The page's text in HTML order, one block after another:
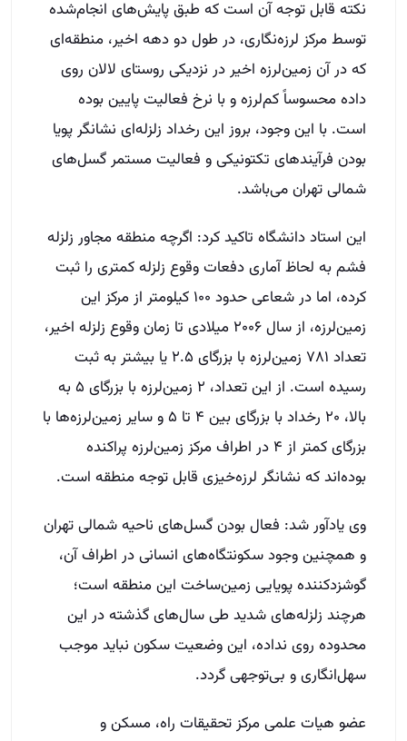
نکته قابل توجه آن است که طبق پایش‌های انجام‌شده
توسط مرکز لرزه‌نگاری، در طول دو دهه اخیر، منطقه‌ای
که در آن زمین‌لرزه اخیر در نزدیکی روستای لالان روی
داده محسوساً کم‌لرزه و با نرخ فعالیت پایین بوده
است. با این وجود، بروز این رخداد زلزله‌ای نشانگر پویا
بودن فرآیندهای تکتونیکی و فعالیت مستمر گسل‌های
شمالی تهران می‌باشد.
این استاد دانشگاه تاکید کرد: اگرچه منطقه مجاور زلزله
فشم به لحاظ آماری دفعات وقوع زلزله کمتری را ثبت
کرده، اما در شعاعی حدود ۱۰۰ کیلومتر از مرکز این
زمین‌لرزه، از سال ۲۰۰۶ میلادی تا زمان وقوع زلزله اخیر،
تعداد ۷۸۱ زمین‌لرزه با بزرگای ۲.۵ یا بیشتر به ثبت
رسیده است. از این تعداد، ۲ زمین‌لرزه با بزرگای ۵ به
بالا، ۲۰ رخداد با بزرگای بین ۴ تا ۵ و سایر زمین‌لرزه‌ها با
بزرگای کمتر از ۴ در اطراف مرکز زمین‌لرزه پراکنده
بوده‌اند که نشانگر لرزه‌خیزی قابل توجه منطقه است.
وی یادآور شد: فعال بودن گسل‌های ناحیه شمالی تهران
و همچنین وجود سکونتگاه‌های انسانی در اطراف آن،
گوشزدکننده پویایی زمین‌ساخت این منطقه است؛
هرچند زلزله‌های شدید طی سال‌های گذشته در این
محدوده روی نداده، این وضعیت سکون نباید موجب
سهل‌انگاری و بی‌توجهی گردد.
عضو هیات علمی مرکز تحقیقات راه، مسکن و